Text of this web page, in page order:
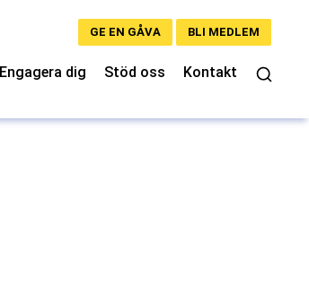
BLI MEDLEM
GE EN GÅVA
Engagera dig Stöd oss Kontakt